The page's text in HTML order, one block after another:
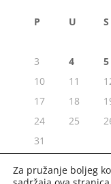
P U S
3
4 5
10
11
17
18
24
25
31
« srp
Za pružanje boljeg